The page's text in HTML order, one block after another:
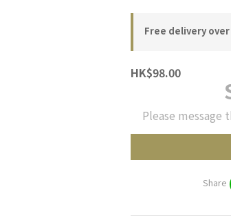
Free delivery
HK$98.00
Please
Share